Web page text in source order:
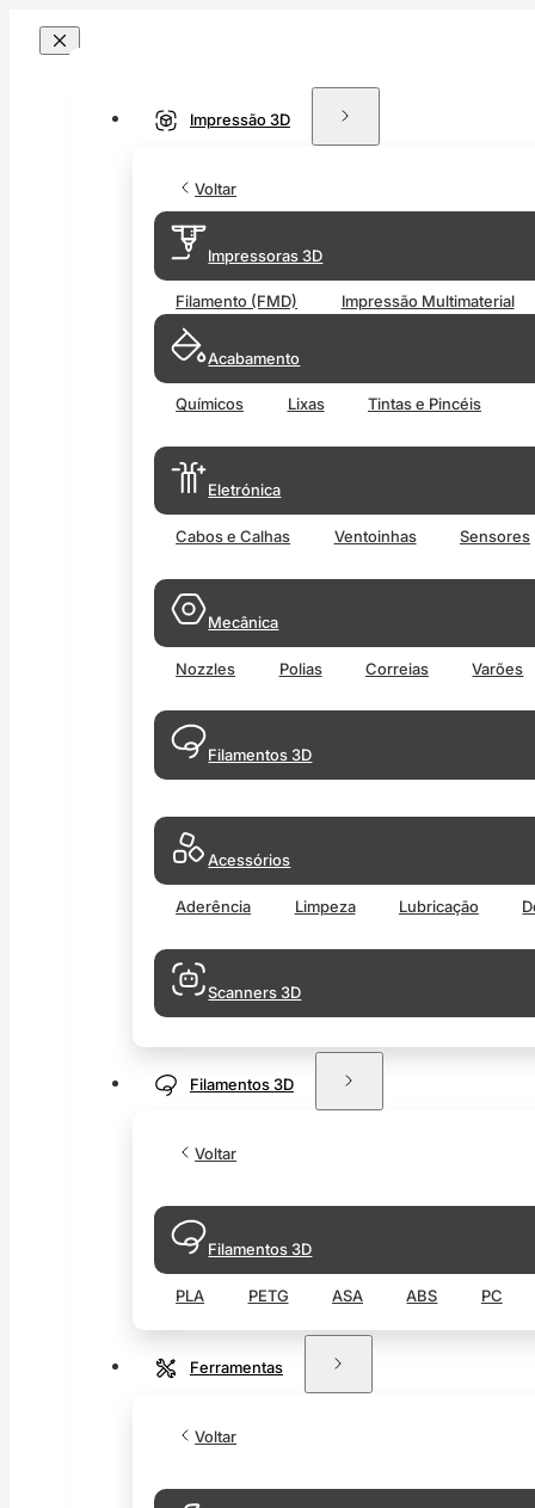
Impressão 3D
Voltar
Impressoras 3D
Filamento (FMD) Impressão Multimaterial
Acabamento
Químicos Lixas Tintas e Pincéis
Eletrónica
Cabos e Calhas Ventoinhas Sensores
Mecânica
Nozzles Polias Correias Varões
Filamentos 3D
Acessórios
Aderência Limpeza Lubricação
Scanners 3D
Filamentos 3D
Voltar
Filamentos 3D
PLA PETG ASA ABS PC
Ferramentas
Voltar